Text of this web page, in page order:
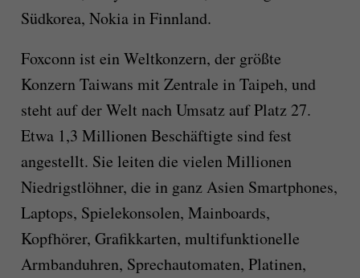
Südkorea, Nokia in Finnland.
Foxconn ist ein Weltkonzern, der größte
Konzern Taiwans mit Zentrale in Taipeh, und
steht auf der Welt nach Umsatz auf Platz 27.
Etwa 1,3 Millionen Beschäftigte sind fest
angestellt. Sie leiten die vielen Millionen
Niedrigstlöhner, die in ganz Asien Smartphones,
Laptops, Spielekonsolen, Mainboards,
Kopfhörer, Grafikkarten, multifunktionelle
Armbanduhren, Sprechautomaten, Platinen,